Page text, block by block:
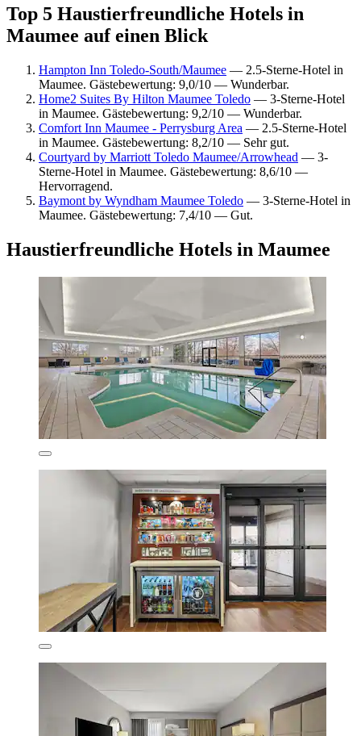
Top 5 Haustierfreundliche Hotels in
Maumee auf einen Blick
Hampton Inn Toledo-South/Maumee — 2.5-Sterne-Hotel in
Maumee. Gästebewertung: 9,0/10 — Wunderbar.
Home2 Suites By Hilton Maumee Toledo — 3-Sterne-Hotel
in Maumee. Gästebewertung: 9,2/10 — Wunderbar.
Comfort Inn Maumee - Perrysburg Area — 2.5-Sterne-Hotel
in Maumee. Gästebewertung: 8,2/10 — Sehr gut.
Courtyard by Marriott Toledo Maumee/Arrowhead — 3-
Sterne-Hotel in Maumee. Gästebewertung: 8,6/10 —
Hervorragend.
Baymont by Wyndham Maumee Toledo — 3-Sterne-Hotel in
Maumee. Gästebewertung: 7,4/10 — Gut.
Haustierfreundliche Hotels in Maumee